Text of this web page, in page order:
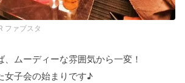
ファブスタ
ムーディーな雰囲気から一変！
女子会の始まりです♪